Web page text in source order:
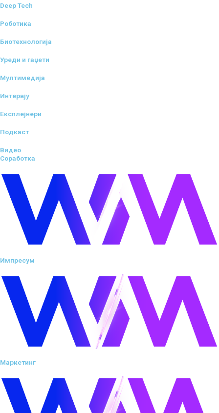
Deep Tech
Роботика
Биотехнологија
Уреди и гаџети
Мултимедија
Интервју
Експлејнери
Подкаст
Видео
Соработка
Импресум
Маркетинг